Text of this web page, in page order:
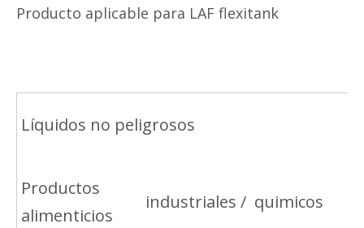
Producto aplicable para LAF flexitank
Líquidos no peligrosos
Productos
alimenticios
industriales / quimicos